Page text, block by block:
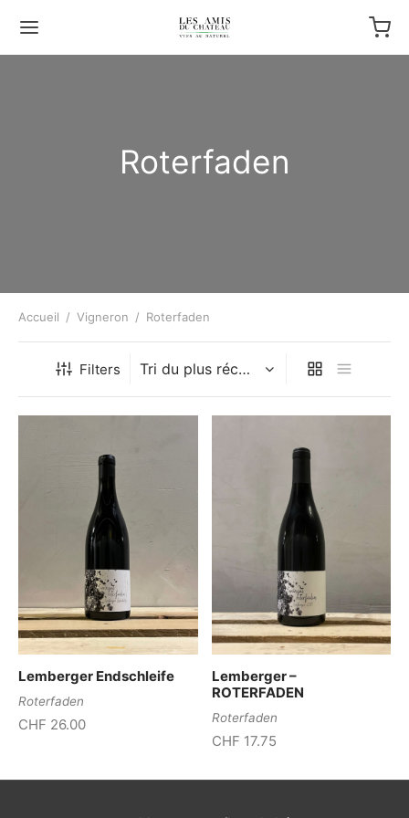
Roterfaden
Accueil / Vigneron / Roterfaden
Filters
Lemberger Endschleife
Roterfaden
CHF 26.00
Lemberger –
ROTERFADEN
Roterfaden
CHF 17.75